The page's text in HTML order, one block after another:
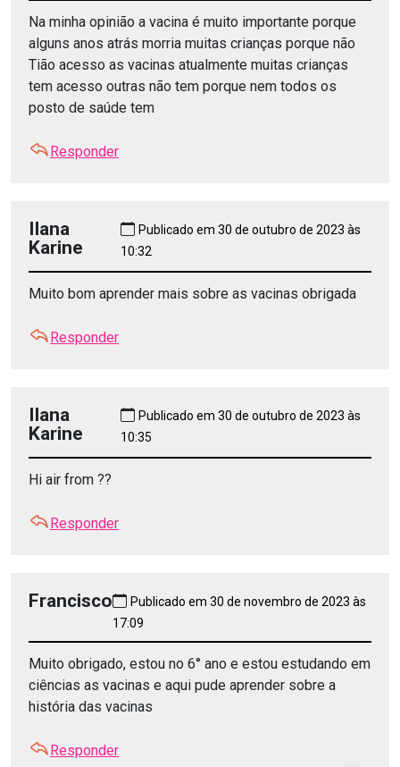
Na minha opinião a vacina é muito importante porque
alguns anos atrás morria muitas crianças porque não
Tião acesso as vacinas atualmente muitas crianças
tem acesso outras não tem porque nem todos os
posto de saúde tem
Responder
Ilana
Karine
Publicado em 30 de outubro de 2023 às
10:32
Muito bom aprender mais sobre as vacinas obrigada
Responder
Ilana
Karine
Publicado em 30 de outubro de 2023 às
10:35
Hi air from ??
Responder
Francisco
Publicado em 30 de novembro de 2023 às
17:09
Muito obrigado, estou no 6° ano e estou estudando em
ciências as vacinas e aqui pude aprender sobre a
história das vacinas
Responder